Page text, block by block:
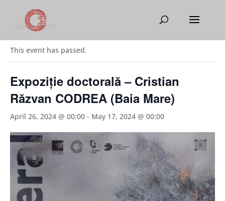
« All Events
This event has passed.
Expoziție doctorală – Cristian
Răzvan CODREA (Baia Mare)
April 26, 2024 @ 00:00 - May 17, 2024 @ 00:00